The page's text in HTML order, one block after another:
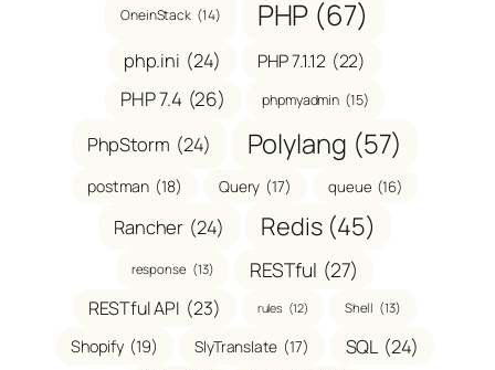
OneinStack (14) PHP (67)
php.ini (24) PHP 7.1.12 (22)
PHP 7.4 (26) phpmyadmin (15)
PhpStorm (24) Polylang (57)
postman (18) Query (17) queue (16)
Rancher (24) Redis (45)
response (13) RESTful (27)
RESTful API (23) rules (12) Shell (13)
Shopify (19) SlyTranslate (17) SQL (24)